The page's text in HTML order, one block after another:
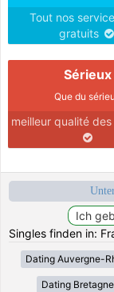
Tout nos
gratuits
Sérieux
Que du
meilleur qualité
Singles finden in:
Dating Auvergne-
Dating Bretagne